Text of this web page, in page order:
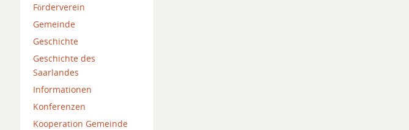
Förderverein
Gemeinde
Geschichte
Geschichte des
Saarlandes
Informationen
Konferenzen
Kooperation Gemeinde